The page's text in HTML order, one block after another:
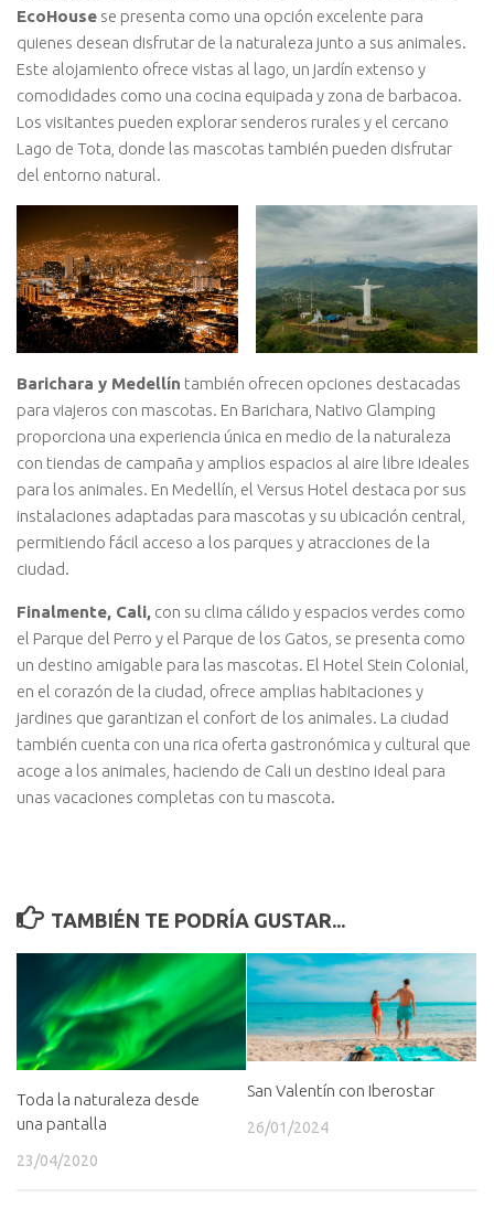
EcoHouse se presenta como una opción excelente para
quienes desean disfrutar de la naturaleza junto a sus animales.
Este alojamiento ofrece vistas al lago, un jardín extenso y
comodidades como una cocina equipada y zona de barbacoa.
Los visitantes pueden explorar senderos rurales y el cercano
Lago de Tota, donde las mascotas también pueden disfrutar
del entorno natural.
Barichara y Medellín también ofrecen opciones destacadas
para viajeros con mascotas. En Barichara, Nativo Glamping
proporciona una experiencia única en medio de la naturaleza
con tiendas de campaña y amplios espacios al aire libre ideales
para los animales. En Medellín, el Versus Hotel destaca por sus
instalaciones adaptadas para mascotas y su ubicación central,
permitiendo fácil acceso a los parques y atracciones de la
ciudad.
Finalmente, Cali, con su clima cálido y espacios verdes como
el Parque del Perro y el Parque de los Gatos, se presenta como
un destino amigable para las mascotas. El Hotel Stein Colonial,
en el corazón de la ciudad, ofrece amplias habitaciones y
jardines que garantizan el confort de los animales. La ciudad
también cuenta con una rica oferta gastronómica y cultural que
acoge a los animales, haciendo de Cali un destino ideal para
unas vacaciones completas con tu mascota.
TAMBIÉN TE PODRÍA GUSTAR...
Toda la naturaleza desde
una pantalla
23/04/2020
San Valentín con Iberostar
26/01/2024